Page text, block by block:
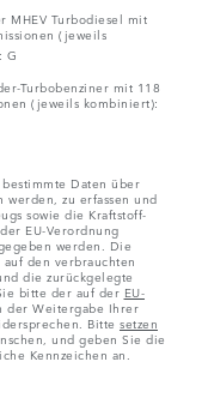
MHEV Turbodiesel mit
(jeweils
G
Turbobenziner mit 118
(jeweils kombiniert):
Daten über
werden, zu erfassen und
sowie die Kraftstoff-
EU-Verordnung
werden. Die
den verbrauchten
die zurückgelegte
bitte der auf der EU-
der Weitergabe Ihrer
Bitte setzen
und geben Sie die
Kennzeichen an.